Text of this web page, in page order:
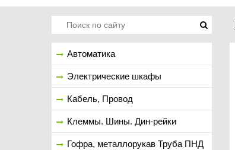
Автоматика
Электрические шкафы
Кабель, Провод
Клеммы. Шины. Дин-рейки
Гофра, металлорукав Труба ПНД